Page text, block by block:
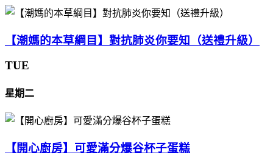
【潮媽的本草綱目】對抗肺炎你要知（送禮升級）
TUE
星期二
【開心廚房】可愛滿分爆谷杯子蛋糕